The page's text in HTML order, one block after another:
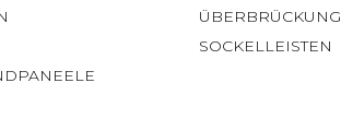
ÜBERBRÜCKUNG
SOCKELLEISTEN